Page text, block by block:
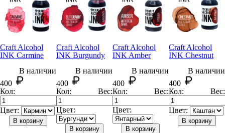
Craft Alcohol
INK Carmine
В наличии
400
Кол:
Вес:
Цвет:
В корзину
Craft Alcohol
INK Burgundy
В наличии
400
Кол:
Вес:
Цвет:
В корзину
Craft Alcohol
INK Amber
В наличии
400
Кол:
Вес:
Цвет:
В корзину
Craft Alcohol
INK Chestnut
В наличии
400
Кол:
Цвет:
В корзину